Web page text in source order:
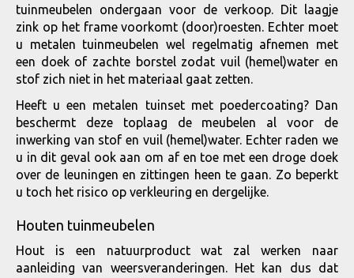
tuinmeubelen ondergaan voor de verkoop. Dit laagje
zink op het frame voorkomt (door)roesten. Echter moet
u metalen tuinmeubelen wel regelmatig afnemen met
een doek of zachte borstel zodat vuil (hemel)water en
stof zich niet in het materiaal gaat zetten.
Heeft u een metalen tuinset met poedercoating? Dan
beschermt deze toplaag de meubelen al voor de
inwerking van stof en vuil (hemel)water. Echter raden we
u in dit geval ook aan om af en toe met een droge doek
over de leuningen en zittingen heen te gaan. Zo beperkt
u toch het risico op verkleuring en dergelijke.
Houten tuinmeubelen
Hout is een natuurproduct wat zal werken naar
aanleiding van weersveranderingen. Het kan dus dat